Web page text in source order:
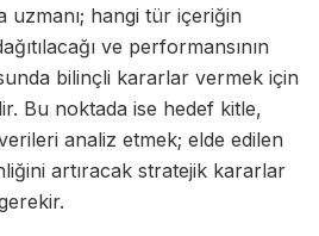
uzmanı; hangi tür içeriğin
ve performansının
bilinçli kararlar vermek için
Bu noktada ise hedef kitle,
analiz etmek; elde edilen
artıracak stratejik kararlar